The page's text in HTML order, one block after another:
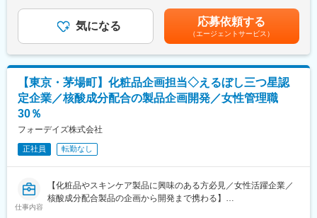
商習慣・価値観を持つ現地スタッフと協働しながら、日本品質と
のギャップを埋めていくプロセスは難易度も高く、同時に大きな
やりがいと成長機会があります。
現地スタッフ向けの技術・品質研修や、日本本社によるサポート
体制を整えているほか、現地就業環境に合わせたシフト体制、各
種福利厚生も充実しています。
■キャリアパス
キャリアアップが可能です。
変更の範囲：会社の定める業務
ております。
■業務詳細：下記のような業務を相談の上お任せいたします。
・工程管理、外注先工場管理
・納期管理、出荷スケジュール管理
・社内における在庫、販売管理との調整業務
◇当社は、リテールテクノロジーで未来を創り、社会を豊かにす
次産業革命を迎える今、私たちはリテールAIで新しい流通の未来
を創り世界一の買い物体験を提供し、人々の暮らしを豊かにする
じて上下する可能性があります。月給(月額)は固定手当を含めた表
記です。気になる 応募依頼する
（エージェントサービス）
【東京・茅場町】化粧品企画担当◇えるぼし三つ星認
定企業／核酸成分配合の製品企画開発／女性管理職
30％
フォーデイズ株式会社
正社員 転勤なし
仕事内容
【化粧品やスキンケア製品に興味のある方必見／女性活躍企業／
核酸成分配合製品の企画から開発まで携わる】